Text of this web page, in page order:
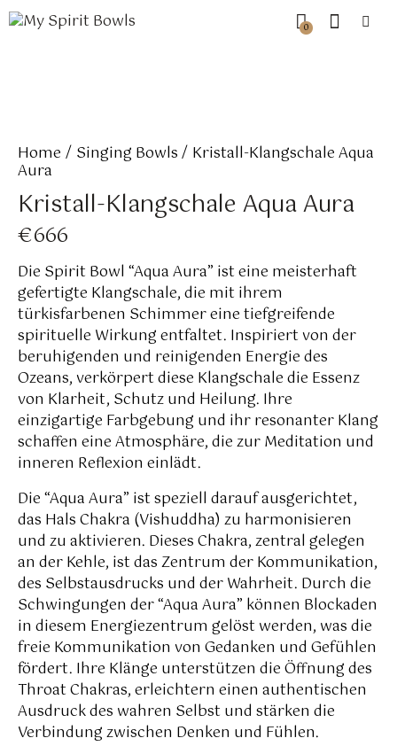
0
Home Singing Bowls Kristall-Klangschale Aqua
Aura
Kristall-Klangschale Aqua Aura
€666
Die Spirit Bowl “Aqua Aura” ist eine meisterhaft
gefertigte Klangschale, die mit ihrem
türkisfarbenen Schimmer eine tiefgreifende
spirituelle Wirkung entfaltet. Inspiriert von der
beruhigenden und reinigenden Energie des
Ozeans, verkörpert diese Klangschale die Essenz
von Klarheit, Schutz und Heilung. Ihre
einzigartige Farbgebung und ihr resonanter Klang
schaffen eine Atmosphäre, die zur Meditation und
inneren Reflexion einlädt.
Die “Aqua Aura” ist speziell darauf ausgerichtet,
das Hals Chakra (Vishuddha) zu harmonisieren
und zu aktivieren. Dieses Chakra, zentral gelegen
an der Kehle, ist das Zentrum der Kommunikation,
des Selbstausdrucks und der Wahrheit. Durch die
Schwingungen der “Aqua Aura” können Blockaden
in diesem Energiezentrum gelöst werden, was die
freie Kommunikation von Gedanken und Gefühlen
fördert. Ihre Klänge unterstützen die Öffnung des
Throat Chakras, erleichtern einen authentischen
Ausdruck des wahren Selbst und stärken die
Verbindung zwischen Denken und Fühlen.